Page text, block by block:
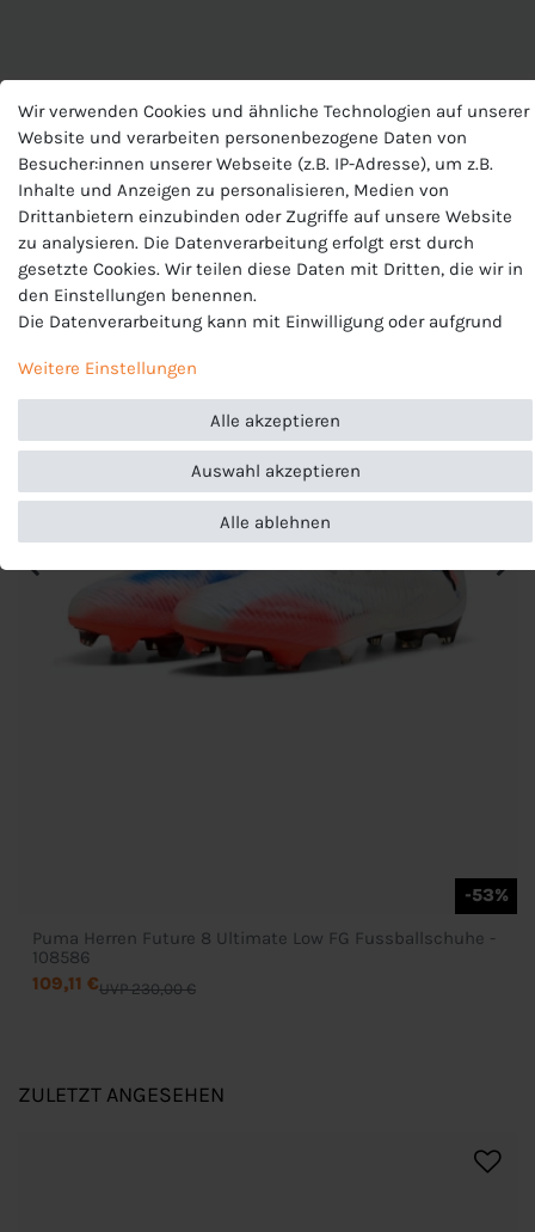
ARTIKELLISTE
-53%
Puma Herren Future 8 Ultimate Low FG Fussballschuhe -
108586
UVP 230,00 €
109,11 €
ZULETZT ANGESEHEN
Wir verwenden Cookies und ähnliche Technologien auf unserer
Website und verarbeiten personenbezogene Daten von
Besucher:innen unserer Webseite (z.B. IP-Adresse), um z.B.
Inhalte und Anzeigen zu personalisieren, Medien von
Drittanbietern einzubinden oder Zugriffe auf unsere Website
zu analysieren. Die Datenverarbeitung erfolgt erst durch
gesetzte Cookies. Wir teilen diese Daten mit Dritten, die wir in
den Einstellungen benennen.
Die Datenverarbeitung kann mit Einwilligung oder aufgrund
erteilt oder abgelehnt werden. Es besteht das Recht, nicht
einzuwilligen und die Einwilligung zu einem späteren
Zeitpunkt zu ändern oder zu widerrufen. Beachten Sie unser
Impressumund weitere Hinweise zur Verwendung
personenbezogener Daten in unsererDaten­schutz­erklärung
Weitere Einstellungen
Alle akzeptieren
Alle ablehnen
Auswahl akzeptieren